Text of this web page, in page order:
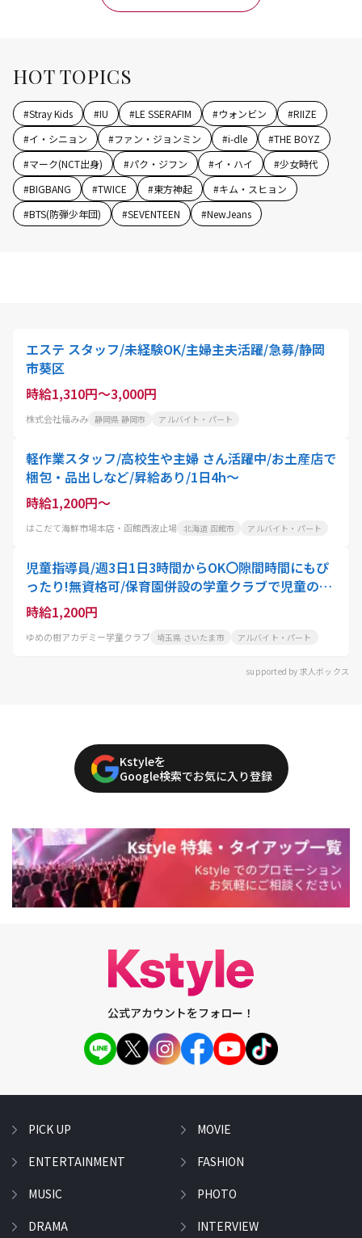
HOT TOPICS
#Stray Kids #IU #LE SSERAFIM #ウォンビン #RIIZE
#イ・シニョン #ファン・ジョンミン #i-dle #THE BOYZ
#マーク(NCT出身) #パク・ジフン #イ・ハイ #少女時代
#BIGBANG #TWICE #東方神起 #キム・スヒョン
#BTS(防弾少年団) #SEVENTEEN #NewJeans
エステ スタッフ/未経験OK/主婦主夫活躍/急募/静岡
市葵区
時給1,310円～3,000円
株式会社福みみ 静岡県 静岡市 アルバイト・パート
軽作業スタッフ/高校生や主婦 さん活躍中/お土産店で
梱包・品出しなど/昇給あり/1日4h～
時給1,200円～
はこだて海鮮市場本店・函館西波止場 北海道 函館市 アルバイト・パート
児童指導員/週3日1日3時間からOK〇隙間時間にもぴ
ったり!無資格可/保育園併設の学童クラブで児童の見
守り/学生、主婦・主夫歓迎
時給1,200円
ゆめの樹アカデミー学童クラブ 埼玉県 さいたま市 アルバイト・パート
supported by 求人ボックス
Kstyleを
Google検索でお気に入り登録
公式アカウントをフォロー！
PICK UP
ENTERTAINMENT
MUSIC
DRAMA
MOVIE
FASHION
PHOTO
INTERVIEW